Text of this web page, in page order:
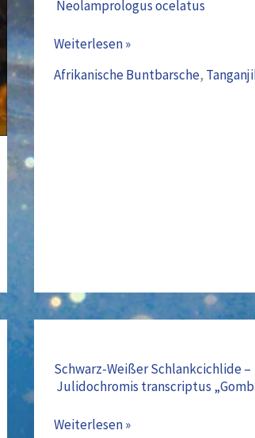
Neolamprologus ocelatus
Neolamprologus
Weiterlesen »
Afrikanische Buntbarsche,
Schwarz-Weißer Schlankcichlide –
Julidochromis transcriptus
Weißer
Schlankcichlide
Julidochromis
Weiterlesen »